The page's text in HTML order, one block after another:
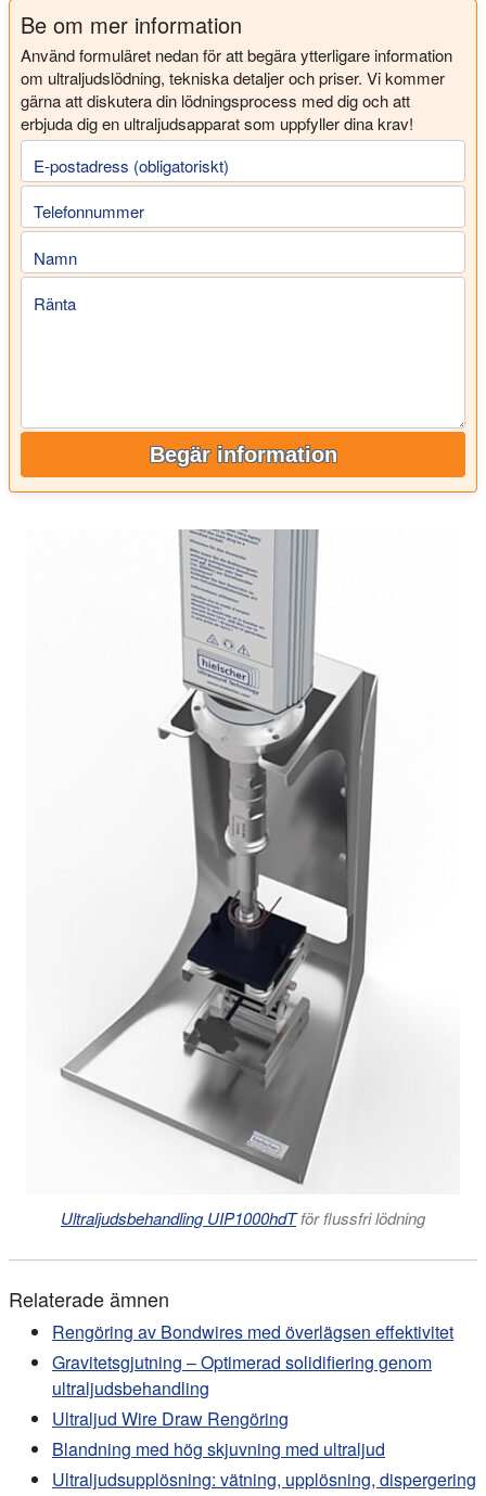
Be om mer information
Använd formuläret nedan för att begära ytterligare information
om ultraljudslödning, tekniska detaljer och priser. Vi kommer
gärna att diskutera din lödningsprocess med dig och att
erbjuda dig en ultraljudsapparat som uppfyller dina krav!
E-postadress (obligatoriskt)
Telefonnummer
Namn
Ränta
Begär information
Ultraljudsbehandling UIP1000hdTför flussfri lödning
Relaterade ämnen
Rengöring av Bondwires med överlägsen effektivitet
Gravitetsgjutning – Optimerad solidifiering genom
ultraljudsbehandling
Ultraljud Wire Draw Rengöring
Blandning med hög skjuvning med ultraljud
Ultraljudsupplösning: vätning, upplösning, dispergering